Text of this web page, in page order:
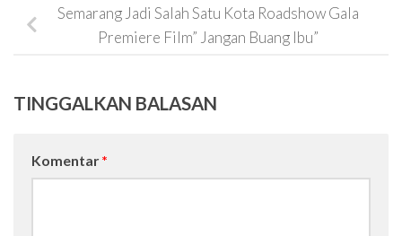
Semarang Jadi Salah Satu Kota Roadshow Gala
Premiere Film” Jangan Buang Ibu”
TINGGALKAN BALASAN
Komentar *